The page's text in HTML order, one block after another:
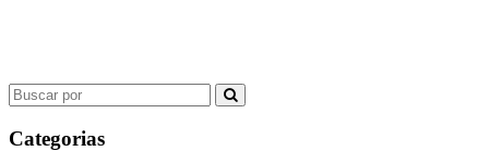
Search
for:
Categorias